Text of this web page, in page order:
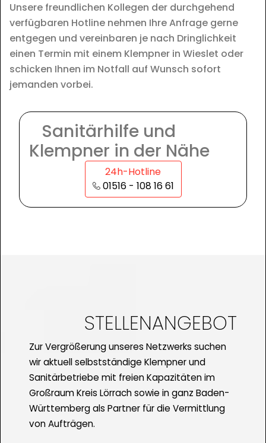
Unsere freundlichen Kollegen der durchgehend
verfügbaren Hotline nehmen Ihre Anfrage gerne
entgegen und vereinbaren je nach Dringlichkeit
einen Termin mit einem Klempner in Wieslet oder
schicken Ihnen im Notfall auf Wunsch sofort
jemanden vorbei.
Sanitärhilfe und
Klempner in der Nähe
24h-Hotline
01516 - 108 16 61
STELLENANGEBOT
Zur Vergrößerung unseres Netzwerks suchen
wir aktuell selbstständige Klempner und
Sanitärbetriebe mit freien Kapazitäten im
Großraum Kreis Lörrach sowie in ganz Baden-
Württemberg als Partner für die Vermittlung
von Aufträgen.